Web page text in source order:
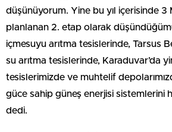
düşünüyorum. Yine bu yıl içerisinde 3
planlanan 2. etap olarak
içmesuyu arıtma tesislerinde, Tarsus
su arıtma tesislerinde, Karaduvar’da
tesislerimizde ve muhtelif
güce sahip güneş enerjisi sistemlerini
dedi.